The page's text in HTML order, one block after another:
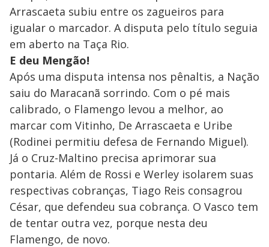
Arrascaeta subiu entre os zagueiros para
igualar o marcador. A disputa pelo título seguia
em aberto na Taça Rio.
E deu Mengão!
Após uma disputa intensa nos pênaltis, a Nação
saiu do Maracanã sorrindo. Com o pé mais
calibrado, o Flamengo levou a melhor, ao
marcar com Vitinho, De Arrascaeta e Uribe
(Rodinei permitiu defesa de Fernando Miguel).
Já o Cruz-Maltino precisa aprimorar sua
pontaria. Além de Rossi e Werley isolarem suas
respectivas cobranças, Tiago Reis consagrou
César, que defendeu sua cobrança. O Vasco tem
de tentar outra vez, porque nesta deu
Flamengo, de novo.